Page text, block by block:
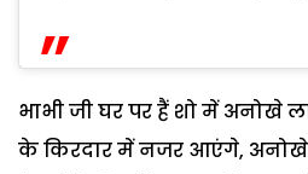
भाभी जी घर पर हैं शो में अनोखे
के किरदार में नजर आएंगे,